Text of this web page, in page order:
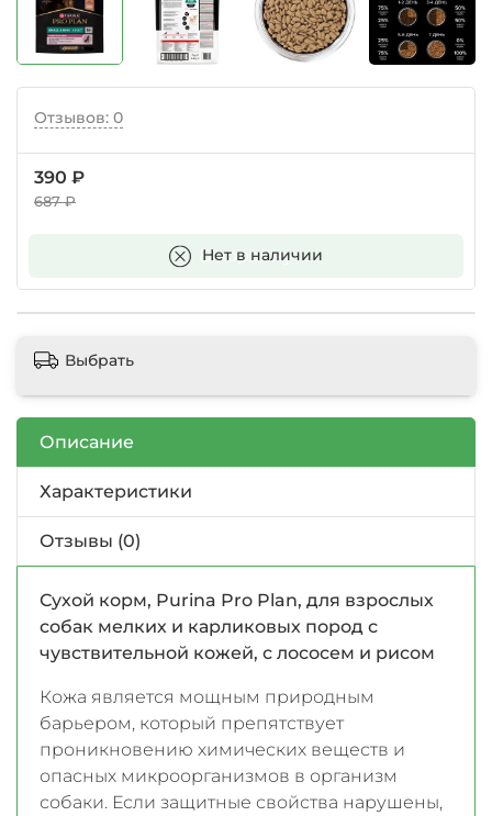
Отзывов: 0
390 ₽
687 ₽
Нет в наличии
В корзину
Выбрать
Описание
Характеристики
Отзывы (0)
Сухой корм, Purina Pro Plan, для взрослых
собак мелких и карликовых пород с
чувствительной кожей, с лососем и рисом
Кожа является мощным природным
барьером, который препятствует
проникновению химических веществ и
опасных микроорганизмов в организм
собаки. Если защитные свойства нарушены,